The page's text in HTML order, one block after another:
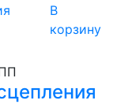
В
корзину